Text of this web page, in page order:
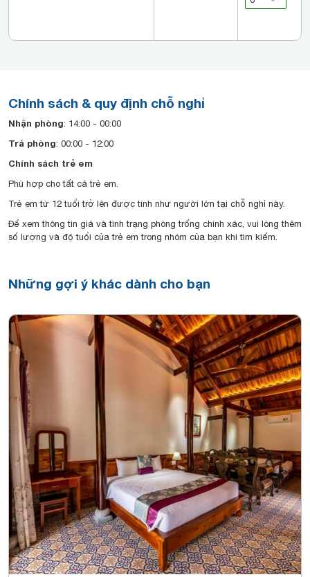
Chính sách & quy định chỗ nghỉ
Nhận phòng: 14:00 - 00:00
Trả phòng: 00:00 - 12:00
Chính sách trẻ em
Phù hợp cho tất cả trẻ em.
Trẻ em từ 12 tuổi trở lên được tính như người lớn tại chỗ nghỉ này.
Để xem thông tin giá và tình trạng phòng trống chính xác, vui lòng thêm
số lượng và độ tuổi của trẻ em trong nhóm của bạn khi tìm kiếm.
Những gợi ý khác dành cho bạn